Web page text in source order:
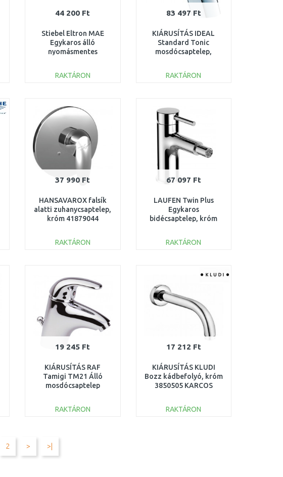
44 200 Ft
Stiebel Eltron MAE
Egykaros álló
nyomásmentes
RAKTÁRON
Összehasonlítás
83 497 Ft
KIÁRUSÍTÁS IDEAL
Standard Tonic
mosdócsaptelep,
SÉRÜLT CSOMAGOLÁS
RAKTÁRON
37 990 Ft
HANSAVAROX falsík
alatti zuhanycsaptelep,
króm 41879044
RAKTÁRON
67 097 Ft
LAUFEN Twin Plus
Egykaros
bidécsaptelep, króm
RAKTÁRON
Összehasonlítás
19 245 Ft
KIÁRUSÍTÁS RAF
Tamigi TM21 Álló
mosdócsaptelep
RAKTÁRON
Összehasonlítás
17 212 Ft
KIÁRUSÍTÁS KLUDI
Bozz kádbefolyó, króm
3850505 KARCOS
RAKTÁRON
2 > >|